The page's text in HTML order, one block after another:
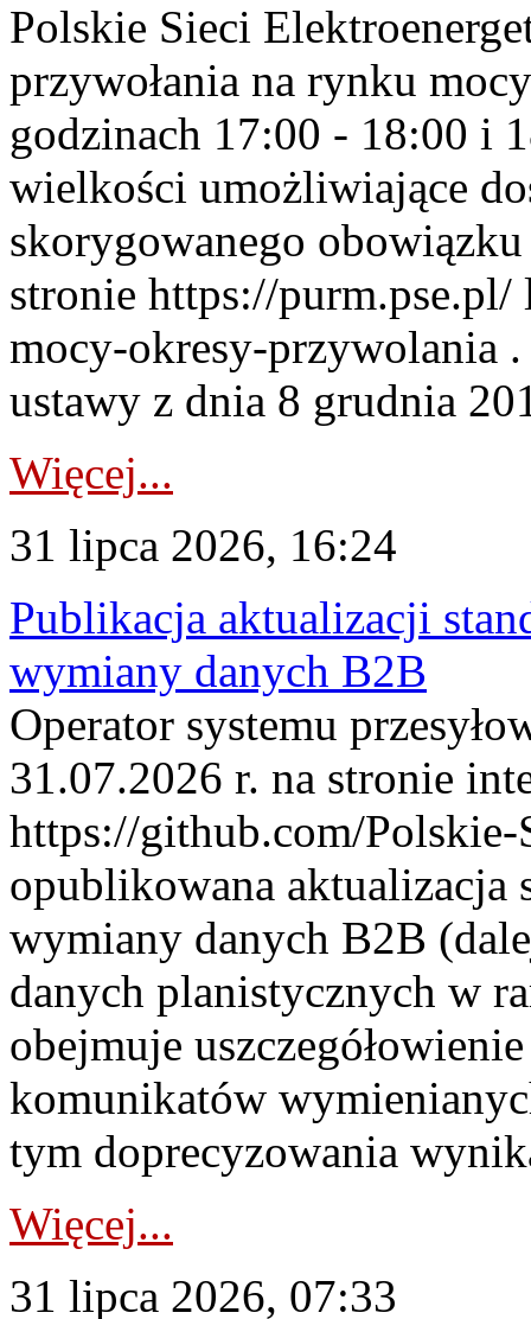
Polskie Sieci
przywołania na rynku
godzinach 17:00 - 18:00 i
wielkości umożliwiające
skorygowanego
stronie https://
mocy-okresy-przywolania
ustawy z dnia 8 grudnia
Więcej...
31 lipca 2026, 16:24
Publikacja aktualizacji
wymiany danych B2B
Operator systemu
31.07.2026 r. na stronie
https://github.com/Polskie-
opublikowana aktualizacja
wymiany danych B2B
danych planistycznych w
obejmuje
komunikatów
tym doprecyzowania
Więcej...
31 lipca 2026, 07:33